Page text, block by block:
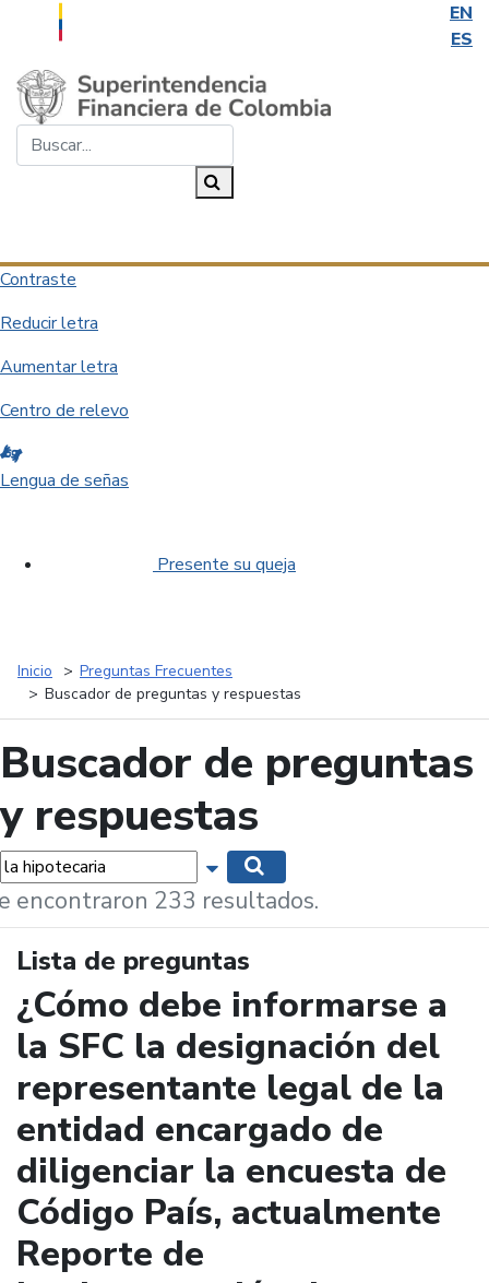
EN
ES
Saltar al contenido principal
Contraste
Reducir letra
Aumentar letra
Centro de relevo
Lengua de señas
Presente su queja
Inicio
Preguntas Frecuentes
Buscador de preguntas y respuestas
Buscador de preguntas
y respuestas
Mostrar opciones de búsqueda
encontraron 233 resultados.
Lista de preguntas
¿Cómo debe informarse a
la SFC la designación del
representante legal de la
entidad encargado de
diligenciar la encuesta de
Código País, actualmente
Reporte de